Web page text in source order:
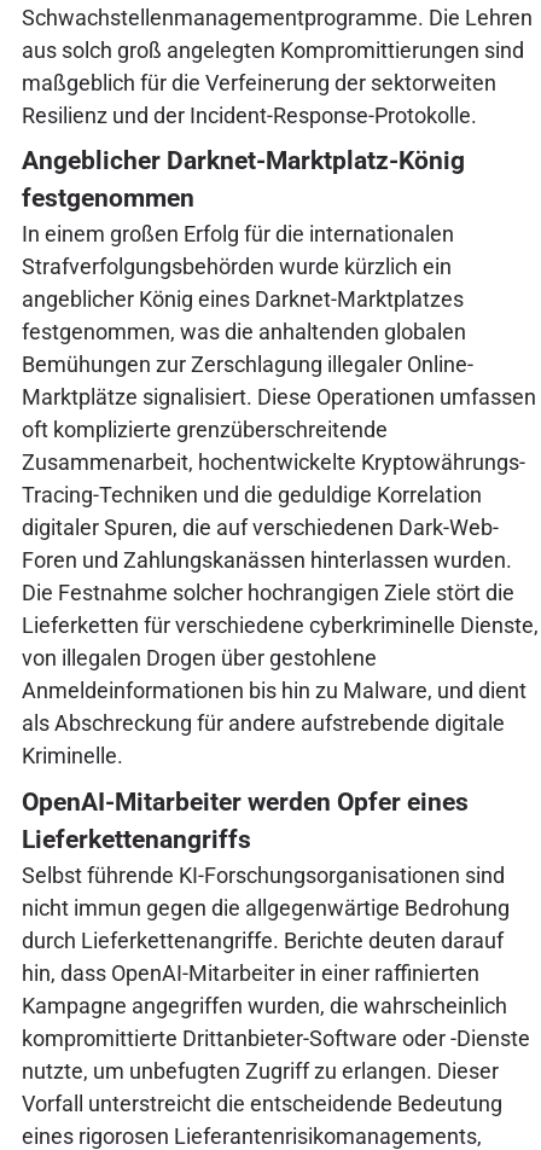
Schwachstellenmanagementprogramme. Die Lehren
aus solch groß angelegten Kompromittierungen sind
maßgeblich für die Verfeinerung der sektorweiten
Resilienz und der Incident-Response-Protokolle.
Angeblicher Darknet-Marktplatz-König
festgenommen
In einem großen Erfolg für die internationalen
Strafverfolgungsbehörden wurde kürzlich ein
angeblicher König eines Darknet-Marktplatzes
festgenommen, was die anhaltenden globalen
Bemühungen zur Zerschlagung illegaler Online-
Marktplätze signalisiert. Diese Operationen umfassen
oft komplizierte grenzüberschreitende
Zusammenarbeit, hochentwickelte Kryptowährungs-
Tracing-Techniken und die geduldige Korrelation
digitaler Spuren, die auf verschiedenen Dark-Web-
Foren und Zahlungskanässen hinterlassen wurden.
Die Festnahme solcher hochrangigen Ziele stört die
Lieferketten für verschiedene cyberkriminelle Dienste,
von illegalen Drogen über gestohlene
Anmeldeinformationen bis hin zu Malware, und dient
als Abschreckung für andere aufstrebende digitale
Kriminelle.
OpenAI-Mitarbeiter werden Opfer eines
Lieferkettenangriffs
Selbst führende KI-Forschungsorganisationen sind
nicht immun gegen die allgegenwärtige Bedrohung
durch Lieferkettenangriffe. Berichte deuten darauf
hin, dass OpenAI-Mitarbeiter in einer raffinierten
Kampagne angegriffen wurden, die wahrscheinlich
kompromittierte Drittanbieter-Software oder -Dienste
nutzte, um unbefugten Zugriff zu erlangen. Dieser
Vorfall unterstreicht die entscheidende Bedeutung
eines rigorosen Lieferantenrisikomanagements,